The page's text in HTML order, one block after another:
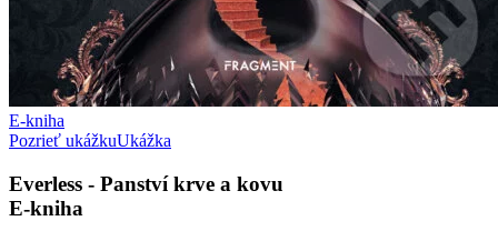
E-kniha
Pozrieť ukážkuUkážka
Everless - Panství krve a kovu
E-kniha